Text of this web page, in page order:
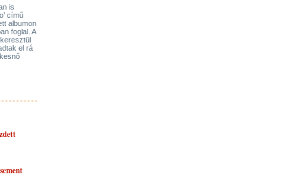
is
című
albumon
foglal. A
el rá